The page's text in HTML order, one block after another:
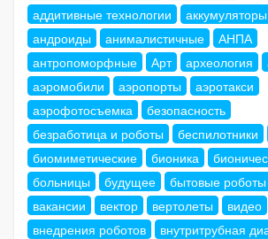
аддитивные технологии
аккумуляторы
андроиды
анималистичные
АНПА
антропоморфные
Арт археология
аэромобили
аэропорты
аэротакси
аэрофотосъемка
безопасность
безработица и роботы
беспилотники
биомиметические
бионика
больницы
будущее бытовые роботы
вакансии
вектор вертолеты
видео
внедрения роботов
внутритрубная